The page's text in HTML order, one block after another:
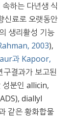
속하는 다년생 식
신료로 오랫동안
생리활성 기능
2003),
과 Kapoor,
구결과가 보고된
성분인 allicin,
diallyl
같은 황화합물